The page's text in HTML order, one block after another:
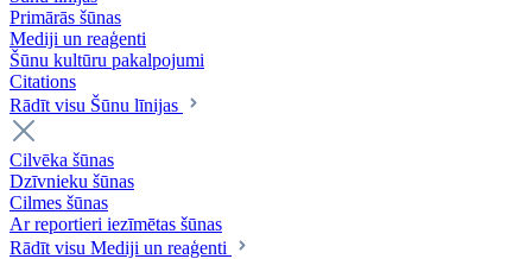
Primārās šūnas
Mediji un reaģenti
Šūnu kultūru pakalpojumi
Citations
Rādīt visu Šūnu līnijas
Cilvēka šūnas
Dzīvnieku šūnas
Cilmes šūnas
Ar reportieri iezīmētas šūnas
Rādīt visu Mediji un reaģenti